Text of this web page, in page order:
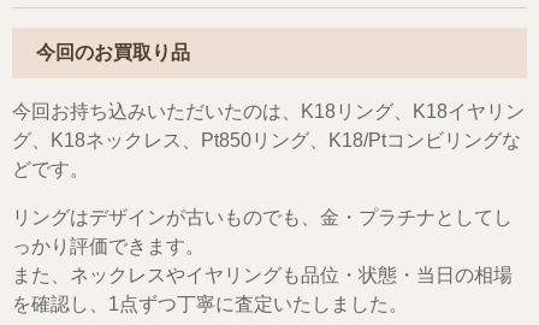
今回のお買取り品
今回お持ち込みいただいたのは、K18リング、K18イヤリン
グ、K18ネックレス、Pt850リング、K18/Ptコンビリングな
どです。
リングはデザインが古いものでも、金・プラチナとしてし
っかり評価できます。
また、ネックレスやイヤリングも品位・状態・当日の相場
を確認し、1点ずつ丁寧に査定いたしました。